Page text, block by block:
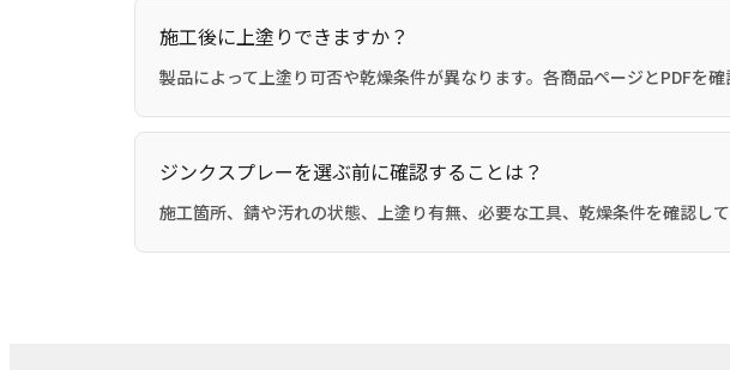
施工後に上塗りできますか？
製品によって上塗り可否や乾燥条件が異なります。各商品ページとPDFを
ジンクスプレーを選ぶ前に確認することは？
施工箇所、錆や汚れの状態、上塗り有無、必要な工具、乾燥条件を確認